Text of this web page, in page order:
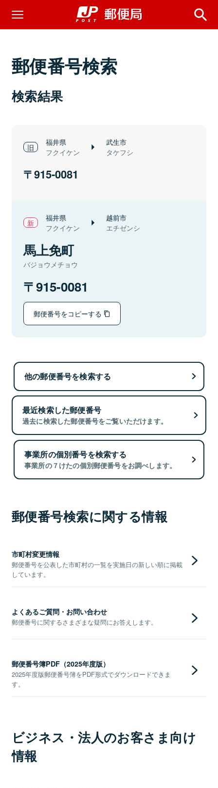
郵便番号検索
検索結果
福井県
フクイケン
武生市
タケフシ
915-0081
福井県
フクイケン
越前市
エチゼンシ
馬上免町
バジョウメチョウ
915-0081
郵便番号をコピーする
他の郵便番号を検索する
最近検索した郵便番号
過去に検索した郵便番号をご覧いただけます。
事業所の個別番号を検索する
事業所の７けたの個別郵便番号をお調べします。
郵便番号検索に関する情報
市町村変更情報
郵便番号を公表した市町村の一覧を実施日の新しい順に掲載
しています。
よくあるご質問・お問い合わせ
郵便番号に関するさまざまな疑問にお答えします。
郵便番号簿PDF（2025年度版）
2025年度版郵便番号簿をPDF形式でダウンロードできま
す。
ビジネス・法人のお客さま向け
情報